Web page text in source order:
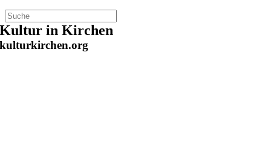
Zum
Inhalt
springen
Kultur in Kirchen
kulturkirchen.org